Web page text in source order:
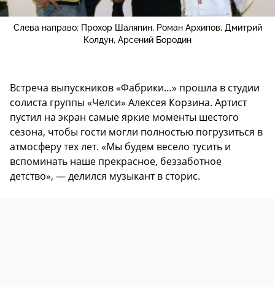
Слева направо: Прохор Шаляпин, Роман Архипов, Дмитрий
Колдун, Арсений Бородин
Встреча выпускников «Фабрики…» прошла в студии
солиста группы «Челси» Алексея Корзина. Артист
пустил на экран самые яркие моменты шестого
сезона, чтобы гости могли полностью погрузиться в
атмосферу тех лет. «Мы будем весело тусить и
вспоминать наше прекрасное, беззаботное
детство», — делился музыкант в сторис.